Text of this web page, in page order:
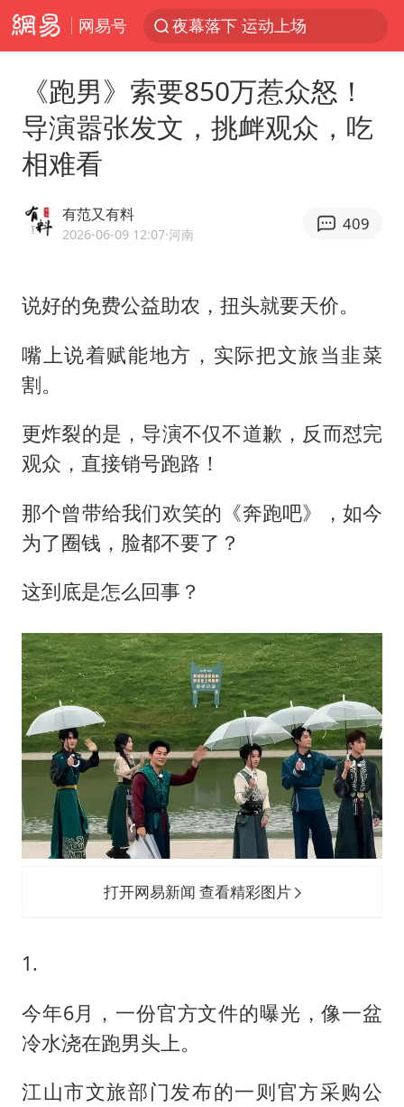
网易号
夜幕落下 运动上场
Meta被判支付5.67亿美元
1岁宝宝碰坏纸巾盒 宝妈被索赔924元
台风白海豚逼近 暴雨大暴雨来袭
OpenAI为免费用户升级GPT-5.6 Luna
段绚竞因公牺牲 年仅44岁
27岁女子成组织卖淫集团主犯被通缉
《跑男》索要850万惹众怒！
导演嚣张发文，挑衅观众，吃
相难看
有范又有料
2026-06-09 12:07·河南
409
说好的免费公益助农，扭头就要天价。
嘴上说着赋能地方，实际把文旅当韭菜
割。
更炸裂的是，导演不仅不道歉，反而怼完
观众，直接销号跑路！
那个曾带给我们欢笑的《奔跑吧》，如今
为了圈钱，脸都不要了？
这到底是怎么回事？
打开网易新闻 查看精彩图片
1.
今年6月，一份官方文件的曝光，像一盆
冷水浇在跑男头上。
江山市文旅部门发布的一则官方采购公